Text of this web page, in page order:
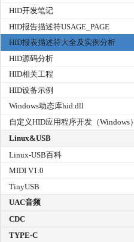
HID开发笔记
HID报告描述符USAGE_PAGE
HID报表描述符大全及实例分析
HID源码分析
HID相关工程
HID设备示例
Windows动态库hid.dll
自定义HID应用程序开发（Windows）
Linux&USB
Linux-USB百科
MIDI V1.0
TinyUSB
UAC音频
CDC
TYPE-C